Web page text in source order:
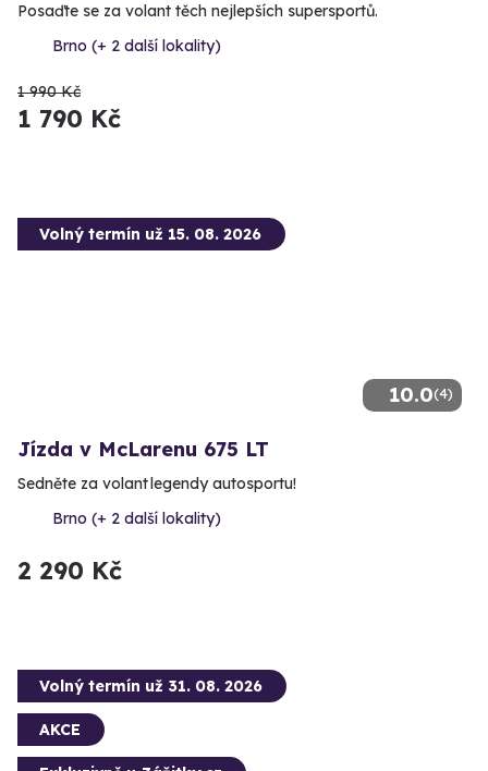
Posaďte se za volant těch nejlepších supersportů.
Brno (+ 2 další lokality)
1 990 Kč
1 790 Kč
10.0(4)
Volný termín už 15. 08. 2026
Jízda v McLarenu 675 LT
Sedněte za volant legendy autosportu!
Brno (+ 2 další lokality)
2 290 Kč
Volný termín už 31. 08. 2026
AKCE